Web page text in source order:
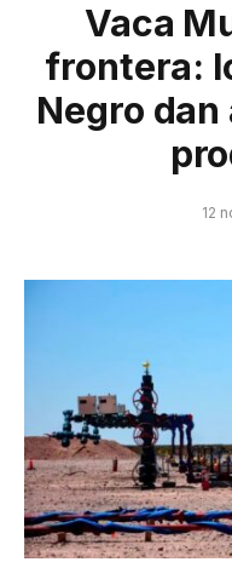
Vaca
frontera:
Negro
12